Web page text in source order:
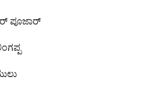
ಪೂಜಾರ್